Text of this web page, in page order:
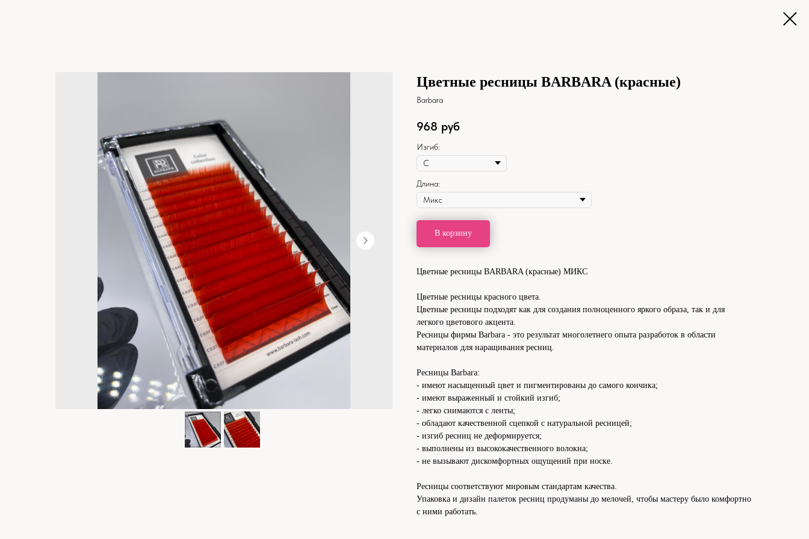
Цветные ресницы BARBARA (красные)
Barbara
968 руб
Изгиб:
Длина:
В корзину
Цветные ресницы BARBARA (красные) МИКС
Цветные ресницы красного цвета.
Цветные ресницы подходят как для создания полноценного яркого образа, так и для
легкого цветового акцента.
Ресницы фирмы Barbara - это результат многолетнего опыта разработок в области
материалов для наращивания ресниц.
Ресницы Barbara:
- имеют насыщенный цвет и пигментированы до самого кончика;
- имеют выраженный и стойкий изгиб;
- легко снимаются с ленты;
- обладают качественной сцепкой с натуральной ресницей;
- изгиб ресниц не деформируется;
- выполнены из высококачественного волокна;
- не вызывают дискомфортных ощущений при носке.
Ресницы соответствуют мировым стандартам качества.
Упаковка и дизайн палеток ресниц продуманы до мелочей, чтобы мастеру было комфортно
с ними работать.